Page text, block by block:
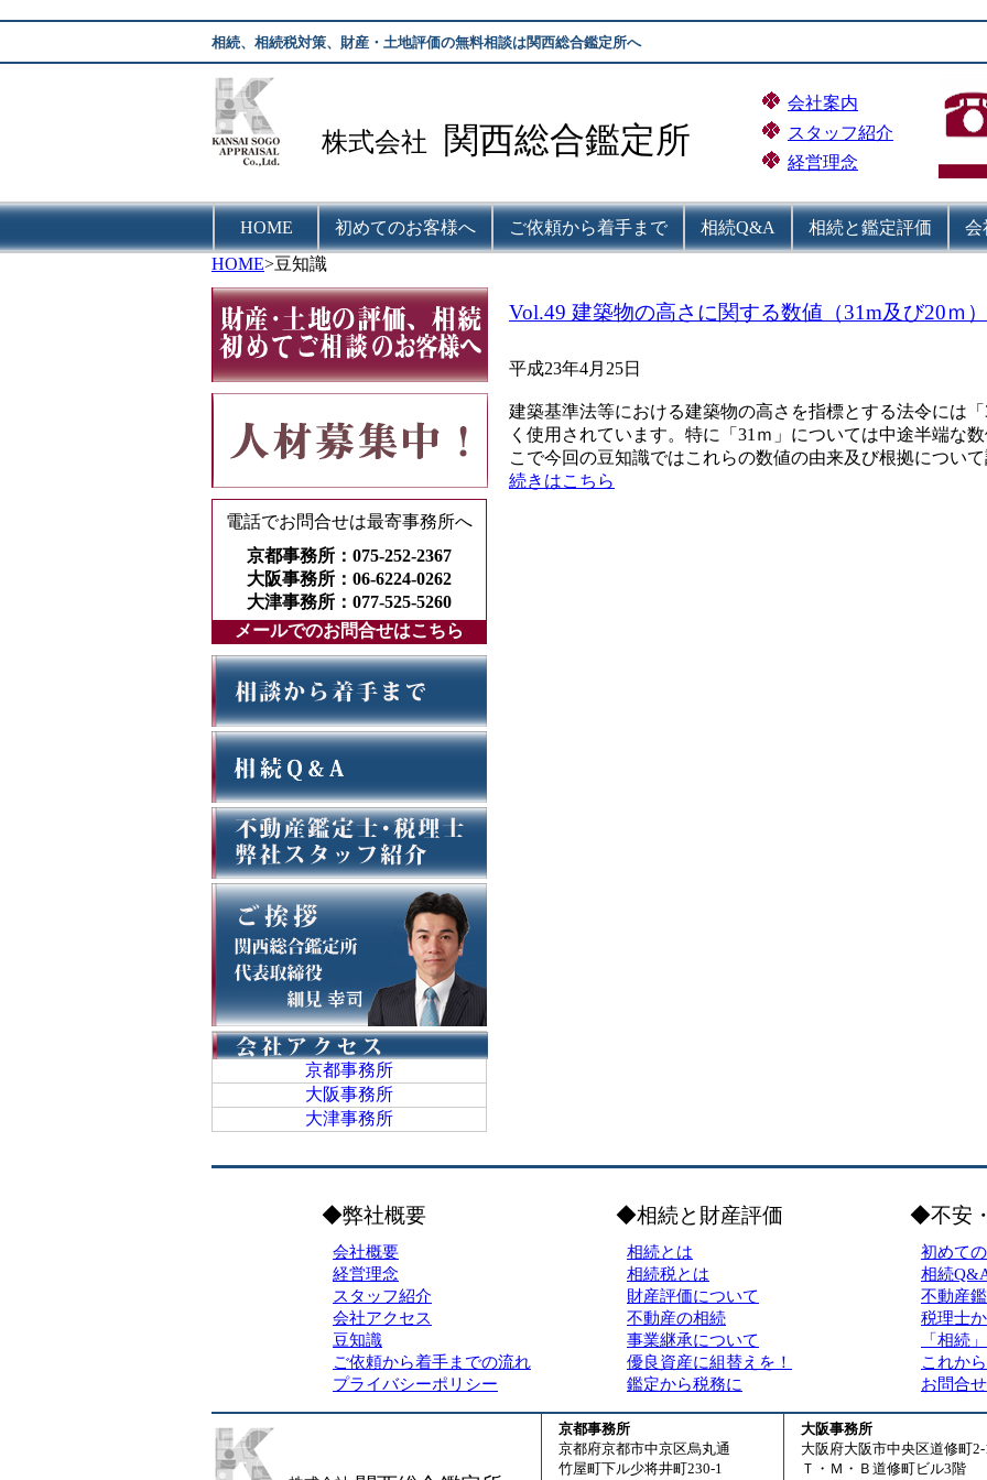
相続、相続税対策、財産・土地評価の無料相談は関西総合鑑定所へ
株式会社 関西総合鑑定所
会社案内
スタッフ紹介
経営理念
HOME 初めてのお客様へ ご依頼から着手まで 相続Q&A 相続と鑑定評価 会
HOME>豆知識
電話でお問合せは最寄事務所へ
京都事務所：075-252-2367
大阪事務所：06-6224-0262
大津事務所：077-525-5260
メールでのお問合せはこちら
京都事務所
大阪事務所
大津事務所
Vol.49 建築物の高さに関する数値（31m及び20ｍ
平成23年4月25日
建築基準法等における建築物の高さを指標とする法令には
く使用されています。特に「31ｍ」については中途半端な
こで今回の豆知識ではこれらの数値の由来及び根拠について
続きはこちら
◆弊社概要
会社概要
経営理念
スタッフ紹介
会社アクセス
豆知識
ご依頼から着手までの流れ
プライバシーポリシー
◆相続と財産評価
相続とは
相続税とは
財産評価について
不動産の相続
事業継承について
優良資産に組替えを！
鑑定から税務に
◆不安
初めて
相続
不動産
税理士
「相続
これか
お問合せ
京都事務所
京都府京都市中京区烏丸通
竹屋町下ル少将井町230-1
大阪事務所
大阪府大阪市中央区道修町2-
Ｔ・Ｍ・Ｂ道修町ビル3階